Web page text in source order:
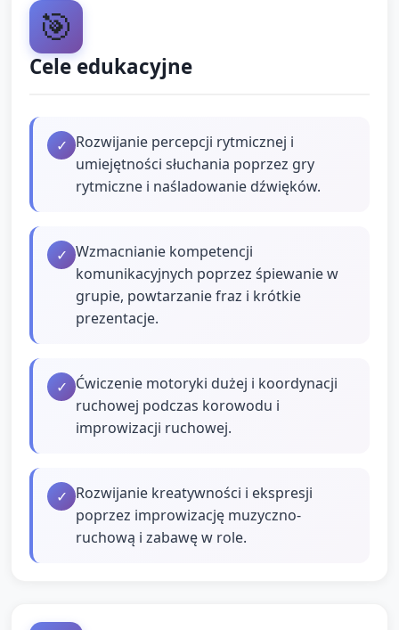
🎯
Cele edukacyjne
✓ Rozwijanie percepcji rytmicznej i
umiejętności słuchania poprzez gry
rytmiczne i naśladowanie dźwięków.
✓ Wzmacnianie kompetencji
komunikacyjnych poprzez śpiewanie w
grupie, powtarzanie fraz i krótkie
prezentacje.
✓ Ćwiczenie motoryki dużej i koordynacji
ruchowej podczas korowodu i
improwizacji ruchowej.
✓ Rozwijanie kreatywności i ekspresji
poprzez improwizację muzyczno-
ruchową i zabawę w role.